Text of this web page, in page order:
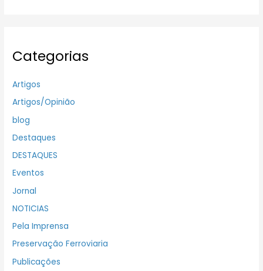
Categorias
Artigos
Artigos/Opinião
blog
Destaques
DESTAQUES
Eventos
Jornal
NOTICIAS
Pela Imprensa
Preservação Ferroviaria
Publicações